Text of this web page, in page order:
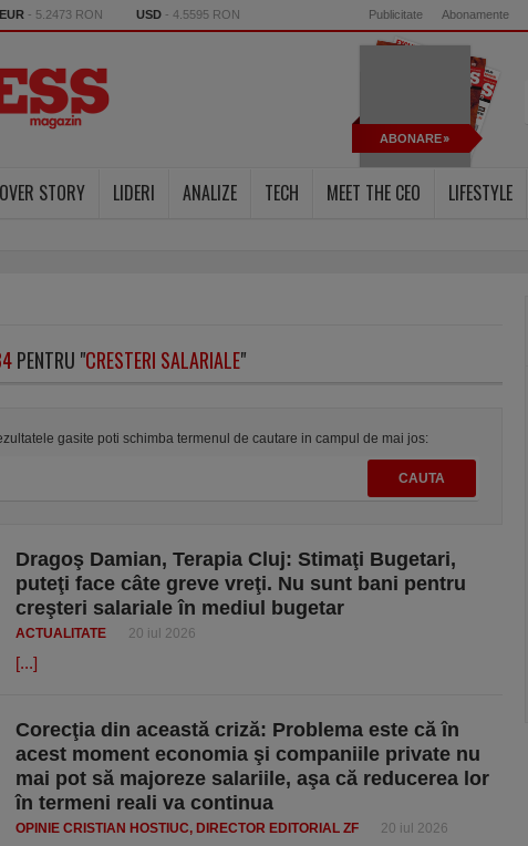
EUR - 5.2473 RON USD - 4.5595 RON Publicitate Abonamente
ABONARE
STORY LIDERI ANALIZE TECH MEET THE CEO LIFESTYLE
PENTRU "CRESTERI SALARIALE"
gasite poti schimba termenul de cautare in campul de mai jos:
Dragoş Damian, Terapia Cluj: Stimaţi Bugetari,
puteţi face câte greve vreţi. Nu sunt bani pentru
creşteri salariale în mediul bugetar
ACTUALITATE 20 iul 2026
[...]
Corecţia din această criză: Problema este că în
acest moment economia şi companiile private nu
mai pot să majoreze salariile, aşa că reducerea lor
în termeni reali va continua
OPINIE CRISTIAN HOSTIUC, DIRECTOR EDITORIAL ZF 20 iul 2026